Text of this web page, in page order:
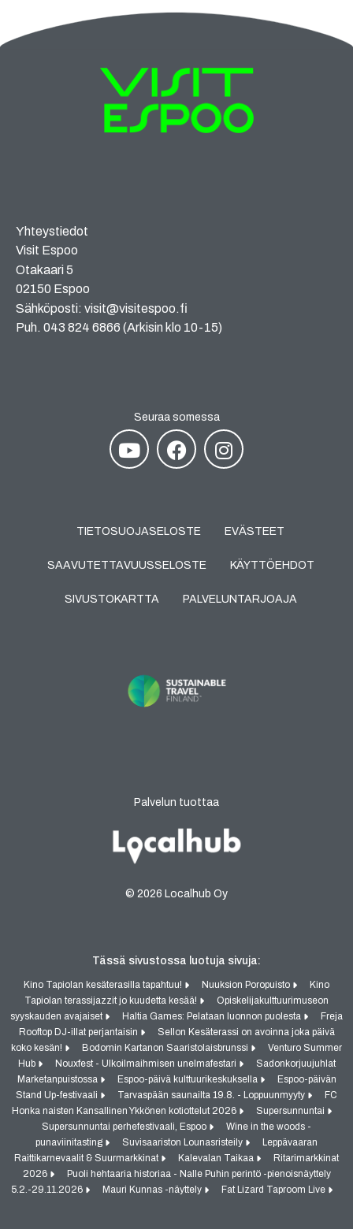
Yhteystiedot
Visit Espoo
Otakaari 5
02150 Espoo
Sähköposti: visit@visitespoo.fi
Puh. 043 824 6866 (Arkisin klo 10-15)
Seuraa somessa
TIETOSUOJASELOSTE EVÄSTEET
SAAVUTETTAVUUSSELOSTE KÄYTTÖEHDOT
SIVUSTOKARTTA PALVELUNTARJOAJA
Palvelun tuottaa
© 2026 Localhub Oy
Tässä sivustossa luotuja sivuja:
Kino Tapiolan kesäterasilla tapahtuu! Nuuksion Poropuisto
Kino
Tapiolan terassijazzit jo kuudetta kesää!
Opiskelijakulttuurimuseon
syyskauden avajaiset
Haltia Games: Pelataan luonnon puolesta
Freja
Rooftop DJ-illat perjantaisin
Sellon Kesäterassi on avoinna joka päivä
koko kesän!
Bodomin Kartanon Saaristolaisbrunssi
Venturo Summer
Hub
Nouxfest - Ulkoilmaihmisen unelmafestari
Sadonkorjuujuhlat
Marketanpuistossa
Espoo-päivä kulttuurikeskuksella
Espoo-päivän
Stand Up-festivaali
Tarvaspään saunailta 19.8. - Loppuunmyyty
FC
Honka naisten Kansallinen Ykkönen kotiottelut 2026
Supersunnuntai
Supersunnuntai perhefestivaali, Espoo
Wine in the woods -
punaviinitasting
Suvisaariston Lounasristeily
Leppävaaran
Raittikarnevaalit & Suurmarkkinat
Kalevalan Taikaa
Ritarimarkkinat
2026
Puoli hehtaaria historiaa - Nalle Puhin perintö -pienoisnäyttely
5.2.-29.11.2026
Mauri Kunnas -näyttely Fat Lizard Taproom Live